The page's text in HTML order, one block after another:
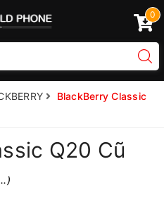
0
BlackBerry Classic
Q20 Cũ